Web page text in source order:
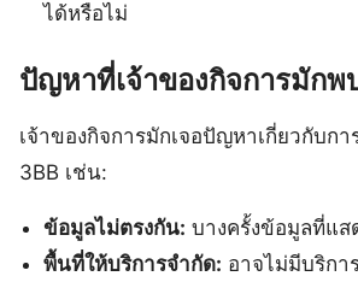
ได้หรือไม่
ปัญหาที่เจ้าของกิจการมักพ
เจ้าของกิจการมักเจอปัญหาเกี่ยวกับก
3BB เช่น:
ข้อมูลไม่ตรงกัน: บางครั้งข้อมูลที่แส
พื้นที่ให้บริการจำกัด: อาจไม่มีบริกา